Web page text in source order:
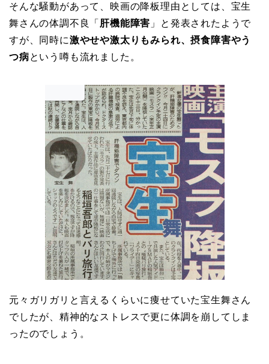
そんな騒動があって、映画の降板理由としては、宝生
舞さんの体調不良「 肝機能障害 」と発表されたようで
すが、同時に激やせや激太りもみられ、摂食障害やう
つ病という噂も流れました。
元々ガリガリと言えるくらいに痩せていた宝生舞さん
でしたが、精神的なストレスで更に体調を崩してしま
ったのでしょう。